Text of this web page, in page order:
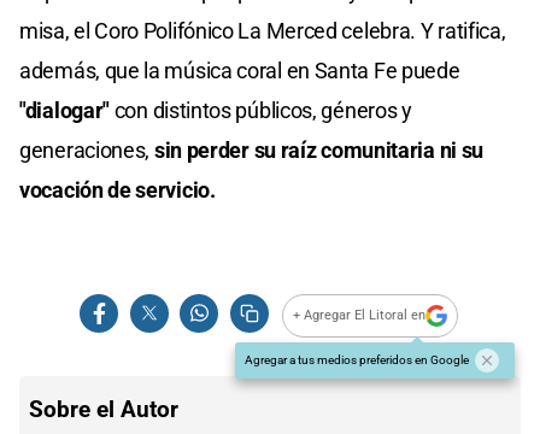
misa, el Coro Polifónico La Merced celebra. Y ratifica,
además, que la música coral en Santa Fe puede
"dialogar"con distintos públicos, géneros y
generaciones, sin perder su raíz comunitaria ni su
vocación de servicio.
+ Agregar El Litoral en
Agregar a tus medios preferidos en Google
Sobre el Autor